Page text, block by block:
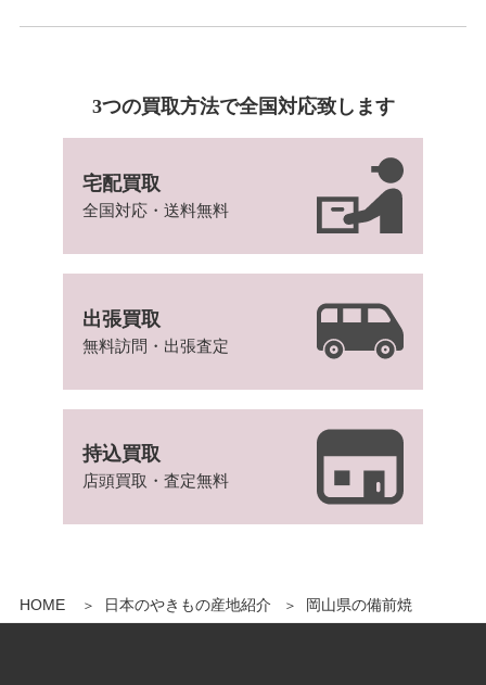
HOME 日本のやきもの産地紹介 岡山県の備前焼
3つの買取方法で全国対応致します
宅配買取
全国対応・送料無料
出張買取
無料訪問・出張査定
持込買取
店頭買取・査定無料